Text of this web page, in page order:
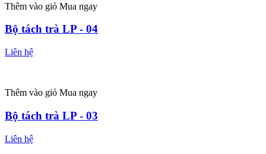
Thêm vào giỏ Mua ngay
Bộ tách trà LP - 04
Liên hệ
Thêm vào giỏ Mua ngay
Bộ tách trà LP - 03
Liên hệ